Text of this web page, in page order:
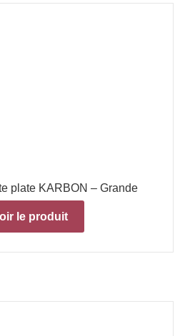
plate KARBON – Grande
le produit